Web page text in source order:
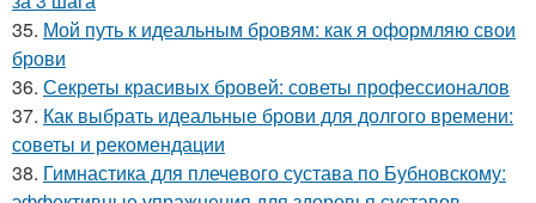
35. Мой путь к идеальным бровям: как я оформляю свои
брови
36. Секреты красивых бровей: советы профессионалов
37. Как выбрать идеальные брови для долгого времени:
советы и рекомендации
38. Гимнастика для плечевого сустава по Бубновскому: